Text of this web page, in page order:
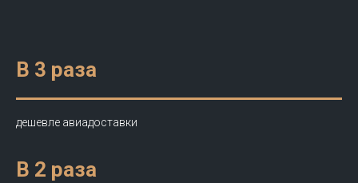
В 3 раза
дешевле авиадоставки
В 2 раза